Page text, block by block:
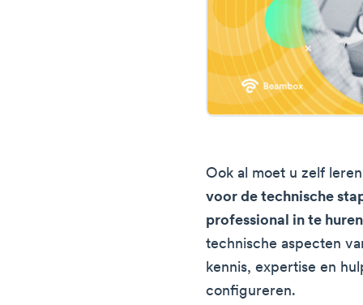
Ook al moet u zelf
voor de technische
professional in te huren
technische aspecten
kennis, expertise en
configureren.